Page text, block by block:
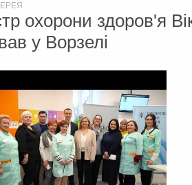
охорони здоров'я
у Ворзелі